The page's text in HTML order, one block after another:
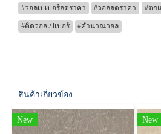
#วอลเปเปอร์ลดราคา #วอลลดราคา #ตก
#ติดวอลเปเปอร์ #คำนวณวอล
สินค้าเกี่ยวข้อง
New New